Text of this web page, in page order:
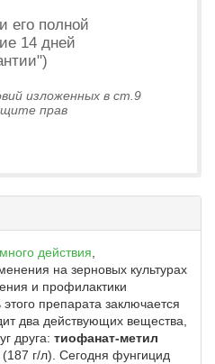
его полной
14 дней
изложенных в ст.9
прав
действия,
на зерновых культурах
и профилактики
препарата заключается
два действующих вещества,
друга: тиофанат-метил
(187 г/л). Сегодня фунгицид